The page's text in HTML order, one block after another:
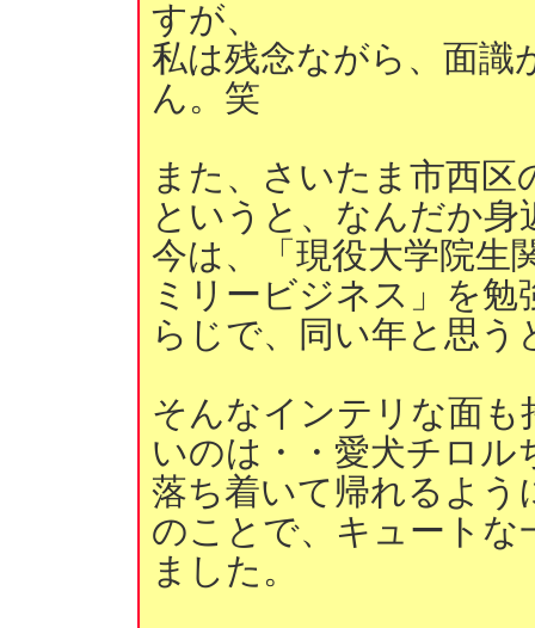
すが、
私は残念ながら、面識
ん。笑
また、さいたま市西
というと、なんだか
今は、「現役大学院生
ミリービジネス」を
らじで、同い年と思
そんなインテリな面
いのは・・愛犬チロル
落ち着いて帰れるよ
のことで、キュート
ました。